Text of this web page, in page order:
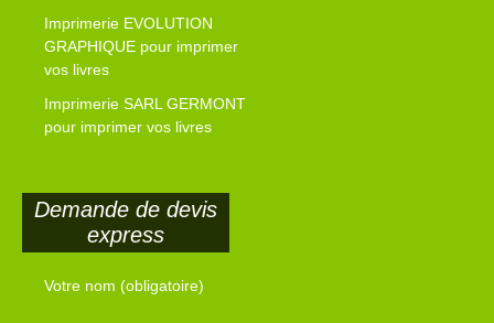
Imprimerie EVOLUTION
GRAPHIQUE pour imprimer
vos livres
Imprimerie SARL GERMONT
pour imprimer vos livres
Demande de devis
express
Votre nom (obligatoire)